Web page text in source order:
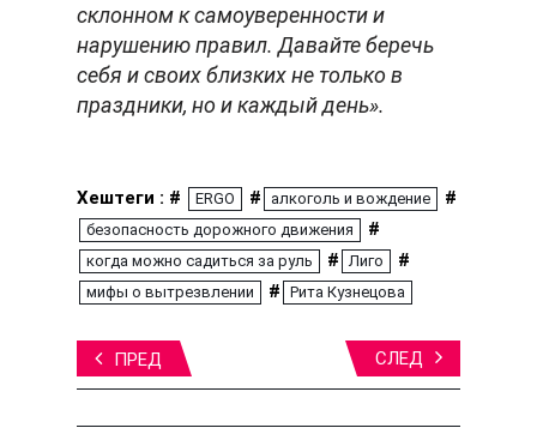
склонном к самоуверенности и
нарушению правил. Давайте беречь
себя и своих близких не только в
праздники, но и каждый день».
Хештеги : # ERGO # алкоголь и вождение #
безопасность дорожного движения #
когда можно садиться за руль # Лиго #
мифы о вытрезвлении # Рита Кузнецова
ПРЕД СЛЕД